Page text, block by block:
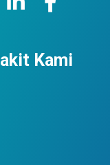
Kami